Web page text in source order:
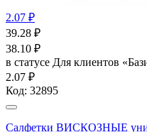
2.07 ₽
39.28 ₽
38.10 ₽
в статусе Для клиентов
2.07 ₽
Код: 32895
Салфетки ВИСКОЗНЫЕ